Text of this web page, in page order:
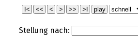
Stellung nach: